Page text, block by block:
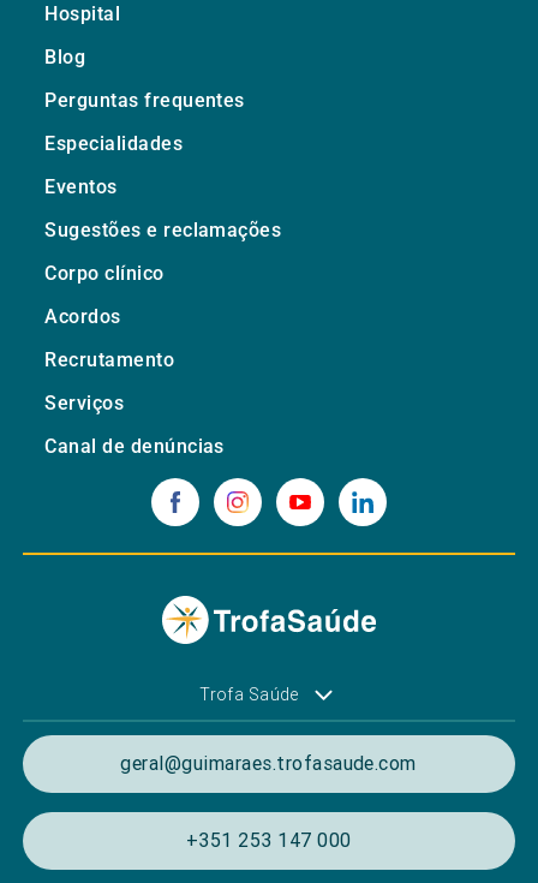
Hospital
Blog
Perguntas frequentes
Especialidades
Eventos
Sugestões e reclamações
Corpo clínico
Acordos
Recrutamento
Serviços
Canal de denúncias
Trofa Saúde
geral@guimaraes.trofasaude.com
+351 253 147 000